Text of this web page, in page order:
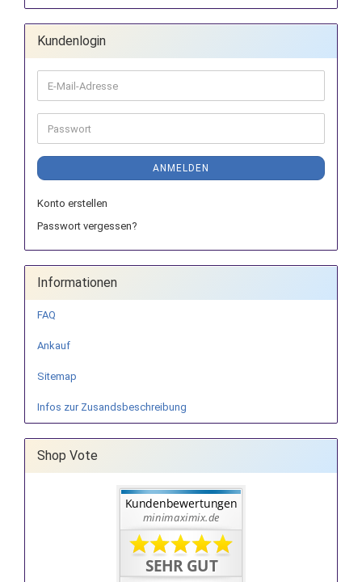
Kundenlogin
E-
Mail-
Adresse
Passwort
ANMELDEN
Konto erstellen
Passwort vergessen?
Informationen
FAQ
Ankauf
Sitemap
Infos zur Zusandsbeschreibung
Shop Vote